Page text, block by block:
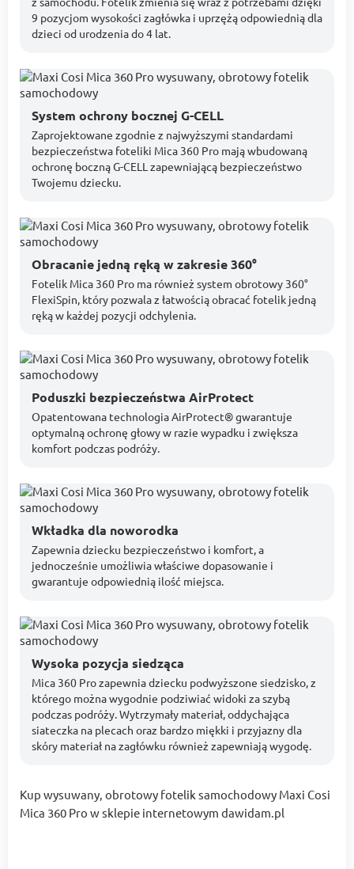
9 pozycjom wysokości zagłówka i uprzężą odpowiednią dla
dzieci od urodzenia do 4 lat.
System ochrony bocznej G-CELL
Zaprojektowane zgodnie z najwyższymi standardami
bezpieczeństwa foteliki Mica 360 Pro mają wbudowaną
ochronę boczną G-CELL zapewniającą bezpieczeństwo
Twojemu dziecku.
Obracanie jedną ręką w zakresie 360°
Fotelik Mica 360 Pro ma również system obrotowy 360°
FlexiSpin, który pozwala z łatwością obracać fotelik jedną
ręką w każdej pozycji odchylenia.
Poduszki bezpieczeństwa AirProtect
Opatentowana technologia AirProtect® gwarantuje
optymalną ochronę głowy w razie wypadku i zwiększa
komfort podczas podróży.
Wkładka dla noworodka
Zapewnia dziecku bezpieczeństwo i komfort, a
jednocześnie umożliwia właściwe dopasowanie i
gwarantuje odpowiednią ilość miejsca.
Wysoka pozycja siedząca
Mica 360 Pro zapewnia dziecku podwyższone siedzisko, z
którego można wygodnie podziwiać widoki za szybą
podczas podróży. Wytrzymały materiał, oddychająca
siateczka na plecach oraz bardzo miękki i przyjazny dla
skóry materiał na zagłówku również zapewniają wygodę.
Kup wysuwany, obrotowy fotelik samochodowy Maxi Cosi
Mica 360 Pro w sklepie internetowym dawidam.pl